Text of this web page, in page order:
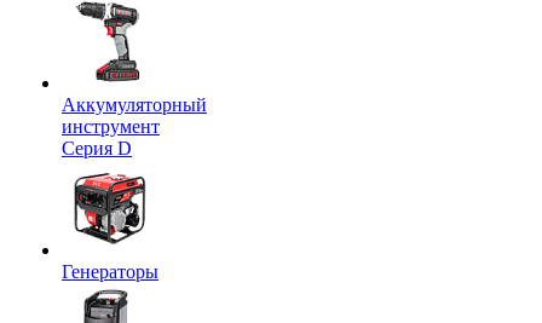
Аккумуляторный
инструмент
Серия D
Генераторы